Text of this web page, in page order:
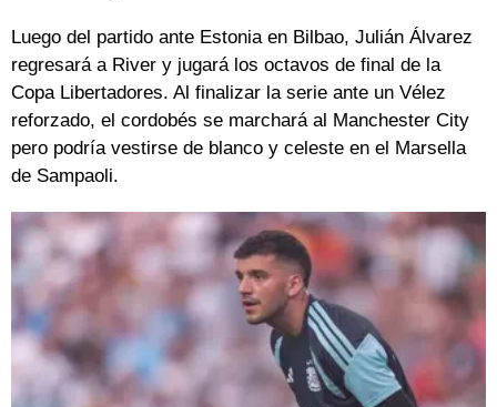
Luego del partido ante Estonia en Bilbao, Julián Álvarez
regresará a River y jugará los octavos de final de la
Copa Libertadores. Al finalizar la serie ante un Vélez
reforzado, el cordobés se marchará al Manchester City
pero podría vestirse de blanco y celeste en el Marsella
de Sampaoli.